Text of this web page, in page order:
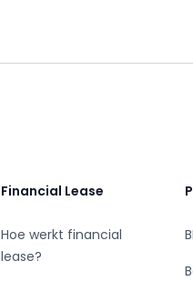
Financial Lease
Hoe werkt financial
lease?